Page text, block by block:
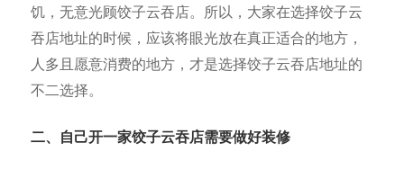
饥，无意光顾饺子云吞店。所以，大家在选择饺子云
吞店地址的时候，应该将眼光放在真正适合的地方，
人多且愿意消费的地方，才是选择饺子云吞店地址的
不二选择。
二、自己开一家饺子云吞店需要做好装修